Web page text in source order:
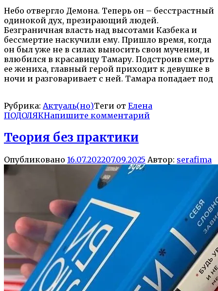
Небо отвергло Демона. Теперь он – бесстрастный
одинокой дух, презирающий людей.
Безграничная власть над высотами Казбека и
бессмертие наскучили ему. Пришло время, когда
он был уже не в силах выносить свои мучения, и
влюбился в красавицу Тамару. Подстроив смерть
ее жениха, главный герой приходит к девушке в
ночи и разговаривает с ней. Тамара попадает под
Рубрика: Актуаль(но)Теги от Елена
ПОДОЛЯКНапишите комментарий
Теория без практики
Опубликовано 16.07.202207.09.2025 Автор: serafima